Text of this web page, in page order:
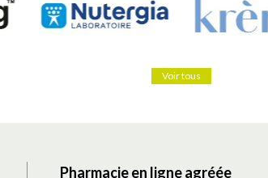
Voir tous
Pharmacie en ligne agréée